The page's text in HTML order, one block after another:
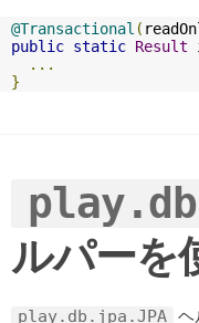
@Transactional (
public static Result
...
}
ルパーを
play.db.jpa.JPA ヘ